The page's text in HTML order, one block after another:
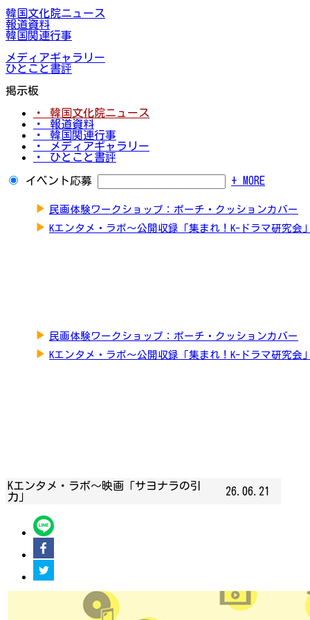
韓国文化院ニュース
報道資料
韓国関連行事
メディアギャラリー
ひとこと書評
掲示板
・ 韓国文化院ニュース
・ 報道資料
・ 韓国関連行事
・ メディアギャラリー
・ ひとこと書評
イベント応募 + MORE
▶ 民画体験ワークショップ：ポーチ・クッションカバー
▶ Kエンタメ・ラボ～公開収録「集まれ！K-ドラマ研究会
▶ 民画体験ワークショップ：ポーチ・クッションカバー
▶ Kエンタメ・ラボ～公開収録「集まれ！K-ドラマ研究会
Kエンタメ・ラボ～映画「サヨナラの引
力」
26.06.21